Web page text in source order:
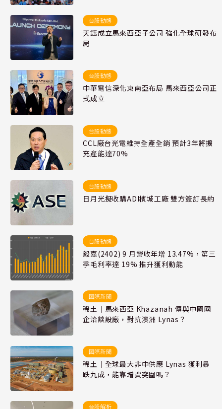
台股動態
天鈺成立馬來西亞子公司 強化全球研發布
局
台股動態
中華電信深化東南亞布局 馬來西亞公司正
式成立
台股動態
CCL廠台光電維持全產全銷 預計3年將擴
充產能達70%
台股動態
日月光擬收購ADI檳城工廠 雙方簽訂長約
台股動態
毅嘉(2402) 9 月營收年增 13.47%，第三
季毛利率達 19% 推升獲利動能
國際新聞
稀土｜馬來西亞 Khazanah 傳與中國國
企洽談設廠，對抗澳洲 Lynas？
國際新聞
稀土｜全球最大非中供應 Lynas 獲利暴
跌九成，能靠增資突圍嗎？
台股解析